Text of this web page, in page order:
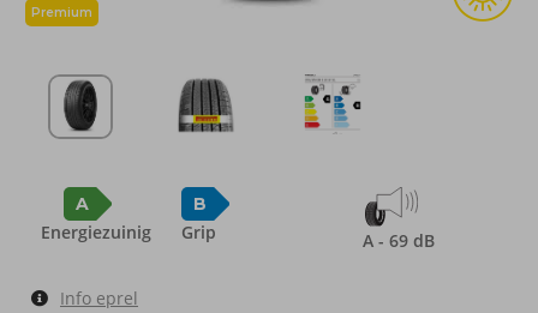
Premium
A
Energiezuinig
B
Grip A - 69 dB
Info eprel